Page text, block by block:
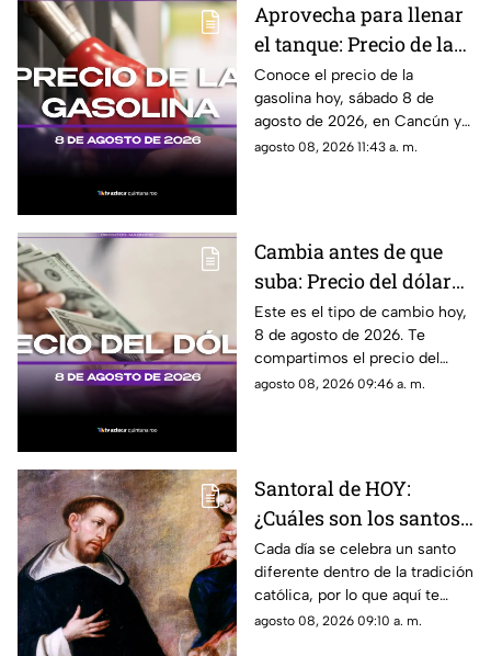
Aprovecha para llenar
el tanque: Precio de la
gasolina HOY, sábado 8
de agosto de 2026, en
Quintana Roo
Conoce el precio de la
gasolina hoy, sábado 8 de
agosto de 2026, en Cancún y
el resto de Quintana Roo. Este
agosto 08, 2026 11:43 a. m.
Cambia antes de que
suba: Precio del dólar
estadounidense HOY,
sábado 8 de agosto de
2026, en Cancún
Este es el tipo de cambio hoy,
8 de agosto de 2026. Te
compartimos el precio del
dólar hoy en Cancún, así como
agosto 08, 2026 09:46 a. m.
Santoral de HOY:
¿Cuáles son los santos
que se celebran este
sábado 8 de agosto de
2026?
Cada día se celebra un santo
diferente dentro de la tradición
católica, por lo que aquí te
compartimos el santoral
agosto 08, 2026 09:10 a. m.